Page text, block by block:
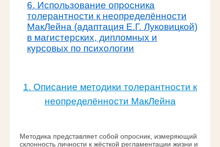
6. Использование опросника
толерантности к неопределённости
МакЛейна (адаптация Е.Г. Луковицкой)
в магистерских, дипломных и
курсовых по психологии
1. Описание методики толерантности к
неопределённости МакЛейна
Методика представляет собой опросник, измеряющий
склонность личности к жёсткой регламентации жизни и